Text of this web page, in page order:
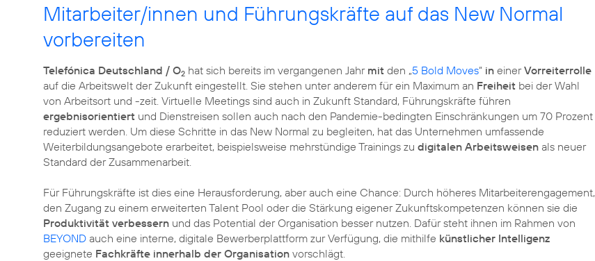
Mitarbeiter/innen und Führungskräfte auf das New Normal
vorbereiten
Telefónica Deutschland / O2 hat sich bereits im vergangenen Jahr mit den „5 Bold Moves“ in einerVorreiterrolle
auf die Arbeitswelt der Zukunft eingestellt. Sie stehen unter anderem für ein Maximum an Freiheit bei der Wahl
von Arbeitsort und -zeit. Virtuelle Meetings sind auch in Zukunft Standard, Führungskräfte führen
ergebnisorientiert und Dienstreisen sollen auch nach den Pandemie-bedingten Einschränkungen um 70 Prozent
reduziert werden. Um diese Schritte in das New Normal zu begleiten, hat das Unternehmen umfassende
Weiterbildungsangebote erarbeitet, beispielsweise mehrstündige Trainings zu digitalen Arbeitsweisen als neuer
Standard der Zusammenarbeit.
Für Führungskräfte ist dies eine Herausforderung, aber auch eine Chance: Durch höheres Mitarbeiterengagement,
den Zugang zu einem erweiterten Talent Pool oder die Stärkung eigener Zukunftskompetenzen können sie die
Produktivität verbessern und das Potential der Organisation besser nutzen. Dafür steht ihnen im Rahmen von
BEYOND auch eine interne, digitale Bewerberplattform zur Verfügung, die mithilfe künstlicher Intelligenz
geeignete Fachkräfte innerhalb der Organisation vorschlägt.